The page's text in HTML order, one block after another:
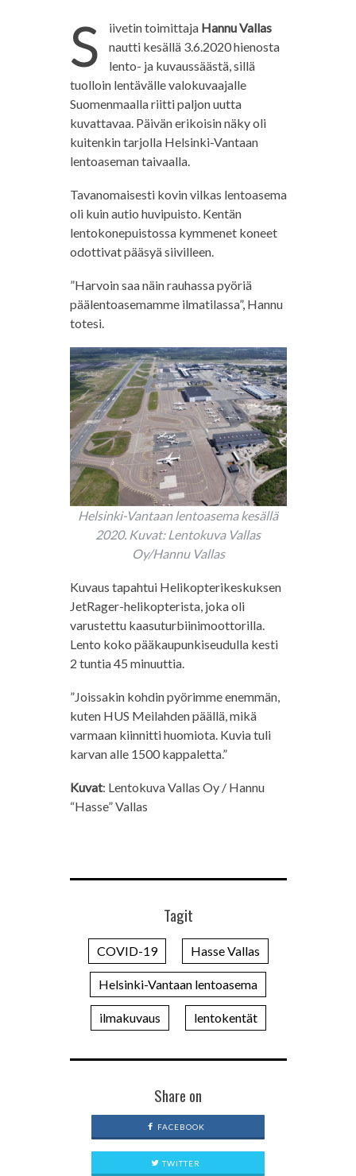
S iivetin toimittaja Hannu Vallas
nautti kesällä 3.6.2020 hienosta
lento- ja kuvaussäästä, sillä
tuolloin lentävälle valokuvaajalle
Suomenmaalla riitti paljon uutta
kuvattavaa. Päivän erikoisin näky oli
kuitenkin tarjolla Helsinki-Vantaan
lentoaseman taivaalla.
Tavanomaisesti kovin vilkas lentoasema
oli kuin autio huvipuisto. Kentän
lentokonepuistossa kymmenet koneet
odottivat pääsyä siivilleen.
”Harvoin saa näin rauhassa pyöriä
päälentoasemamme ilmatilassa”, Hannu
totesi.
Helsinki-Vantaan lentoasema kesällä
2020. Kuvat: Lentokuva Vallas
Oy/Hannu Vallas
Kuvaus tapahtui Helikopterikeskuksen
JetRager-helikopterista, joka oli
varustettu kaasuturbiinimoottorilla.
Lento koko pääkaupunkiseudulla kesti
2 tuntia 45 minuuttia.
”Joissakin kohdin pyörimme enemmän,
kuten HUS Meilahden päällä, mikä
varmaan kiinnitti huomiota. Kuvia tuli
karvan alle 1500 kappaletta.”
Kuvat: Lentokuva Vallas Oy / Hannu
“Hasse” Vallas
Tagit
COVID-19 Hasse Vallas
Helsinki-Vantaan lentoasema
ilmakuvaus lentokentät
Share on
FACEBOOK
TWITTER